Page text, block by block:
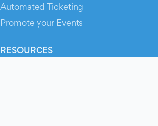
Automated Ticketing
Promote your Events
RESOURCES